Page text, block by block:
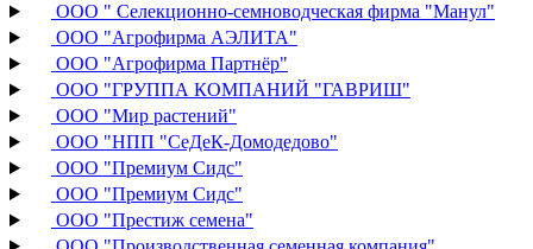
ООО " Селекционно-семноводческая фирма "Манул"
ООО "Агрофирма АЭЛИТА"
ООО "Агрофирма Партнёр"
ООО "ГРУППА КОМПАНИЙ "ГАВРИШ"
ООО "Мир растений"
ООО "НПП "СеДеК-Домодедово"
ООО "Премиум Сидс"
ООО "Премиум Сидс"
ООО "Престиж семена"